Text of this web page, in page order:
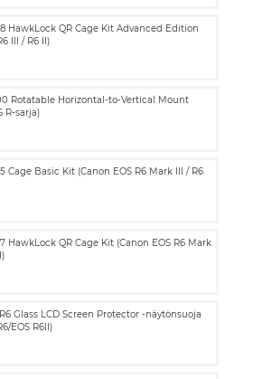
HawkLock QR Cage Kit Advanced Edition
III / R6 II)
Rotatable Horizontal-to-Vertical Mount
R-sarja)
Cage Basic Kit (Canon EOS R6 Mark III / R6
HawkLock QR Cage Kit (Canon EOS R6 Mark
Glass LCD Screen Protector -näytönsuoja
EOS R6II)